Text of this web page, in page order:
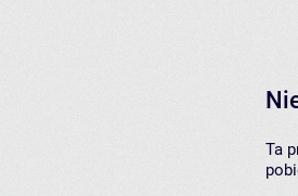
Ta